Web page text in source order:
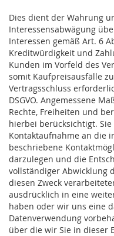
Dies dient der Wahrung
Interessensabwägung
Interessen gemäß Art. 6
Kreditwürdigkeit und
Kunden im Vorfeld des
somit Kaufpreisausfälle
Vertragsschluss
DSGVO. Angemessene
Rechte, Freiheiten und
hierbei berücksichtigt.
Kontaktaufnahme an die
beschriebene
darzulegen und die
vollständiger Abwicklung
diesen Zweck
ausdrücklich in eine
haben oder wir uns eine
Datenverwendung
über die wir Sie in dieser